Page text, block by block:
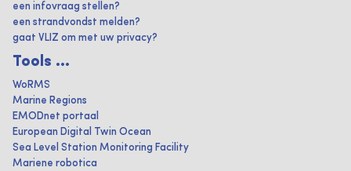
een infovraag stellen?
een strandvondst melden?
gaat VLIZ om met uw privacy?
Tools ...
WoRMS
Marine Regions
EMODnet portaal
European Digital Twin Ocean
Sea Level Station Monitoring Facility
Mariene robotica